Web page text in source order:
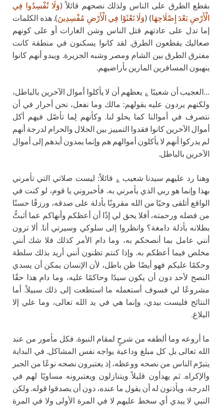
بقطع الطرق على الناس ولذلك نصحهم قائلاً (وَلَا تُفْسِدُوا فِي
الْأَرْضِ بَعْدَ إِصْلَاحِهَا) (وَلَا تَعْثَوْا فِي الْأَرْضِ مُفْسِدِينَ). هذه الكلمات
إما تدل على عادتهم قتل الناس وشن الغارات أو على كونهم
صعاليك يقطعون الطرق. لقد كانوا يسكنون في منطقة كانت
مفترق الطرق بين الشام ومصر وشبه الجزيرة. ويبدو أنهم كانوا
ينهبون المسافرين المارين بأراضيهم.
…العجيب أن شعيبًا ؏ يعظهم أن لا يأكلوا أموال الآخرين بالباطل،
ولكنهم يردون عليه بقولهم: مالك وما نفعل، نحن أحرار في أن
نتصرف في أموالنا كما يحلو لنا. وكأنهم لِما تأصّل فيهم أكل
أموال الآخرين كانوا فقدوا التمييز بين الحلال والحرام لدرجة أنهم
لم يدركوا أنهم لا يأكلون أموالهم هم وإنما يمدون أيدهم إلى أموال
الآخرين بالباطل.
وهنا رد عليهم سيدنا شعيب ؏ قائلاً: ليست صلاتي التي تأمرني
بهذا وإنما هو ربي الذي يأمرني به. فأخبروني يا قوم، لو كنت في
الواقع أتلقى وحيًا من الله مقرونًا بأدلة على صدقه، ورزقًا حسنًا
من فضله ورحمته، أفلا يحق لي إذًا أن أعظكم وأنهاكم عما أثبتُّ
بطلانه بأدلة دامغة؟ وانظروا إلى سلوكي وسيرتي أنا. ألا ترون
أنني عامل بما أنصحكم به، وما دام الأمر كذلك فلا شك أنني
مخلص فيما أعظكم به. وإذا كنتم تظنون أنني أريد بذلك سلطة
وحكمًا عليكم فهو أيضًا ظن باطل، لأن الإنسان يمكن أن يسدي
النصح لأحد دون أن يكون سيدًا وحاكمًا عليه، وما دام هذا حقًا
مشروعًا لي فسوف أستعمله ما استطعت إلى ذلك سبيلاً. أما
النتائج فليست بيدي، وإنما هي في يد الله تعالى، وما علي إلا
البلاغ.
ما أروعه وما ألطفه من شرحٍ لمقام النبوة. فكل مأمور من عند
الله تعالى بل كل مبلغ وداعية يواجه نفس المشاكل. في البداية
يتبرّم الناس من نصحه ووعظه، إذ يعتبرون نصحه نوعًا من الجبر
والإكراه. ثم يهدأون قليلاً ويتنازلون ويعتبرونه مساويًا لهم في
الدرجة، ويأذنون له أن يقول ما عنده، دون أن يصدقوا قوله. ولكن
النبي لا يبدي أي سخط عليهم لا في المرة الأولى ولا في المرة